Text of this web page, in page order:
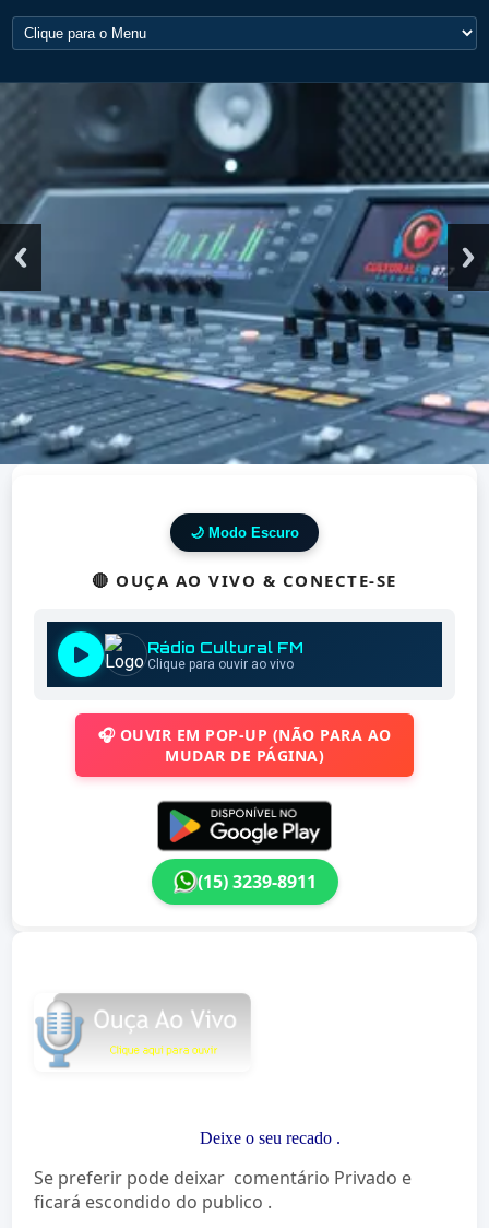
🌙 Modo Escuro
🔴 OUÇA AO VIVO & CONECTE-SE
🎧 OUVIR EM POP-UP (NÃO PARA AO
MUDAR DE PÁGINA)
(15) 3239-8911
Deixe o seu recado .
Se preferir pode deixar comentário Privado e
ficará escondido do publico .